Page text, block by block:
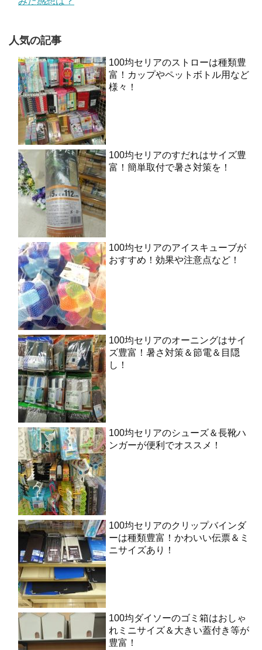
人気の記事
100均セリアのストローは種類豊
富！カップやペットボトル用など
様々！
100均セリアのすだれはサイズ豊
富！簡単取付で暑さ対策を！
100均セリアのアイスキューブが
おすすめ！効果や注意点など！
100均セリアのオーニングはサイ
ズ豊富！暑さ対策＆節電＆目隠
し！
100均セリアのシューズ＆長靴ハ
ンガーが便利でオススメ！
100均セリアのクリップバインダ
ーは種類豊富！かわいい伝票＆ミ
ニサイズあり！
100均ダイソーのゴミ箱はおしゃ
れミニサイズ＆大きい蓋付き等が
豊富！